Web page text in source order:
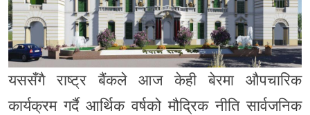
यससँगै राष्ट्र बैंकले आज केही बेरमा औपचारिक
कार्यक्रम गर्दै आर्थिक वर्षको मौद्रिक नीति सार्वजनिक